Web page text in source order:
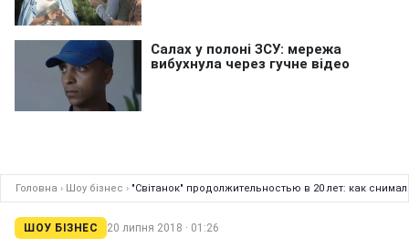
Головна › Шоу бізнес › "Світанок" продолжительностью в 20 лет: как
ШОУ БІЗНЕС 20 липня 2018 · 01:26